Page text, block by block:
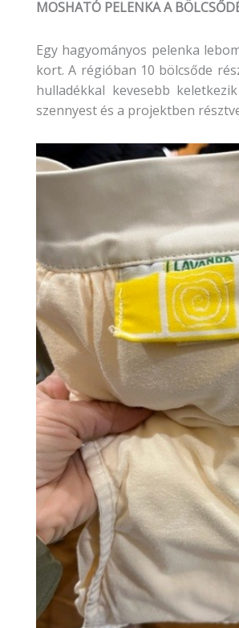
MOSHATÓ PELENKA A
Egy hagyományos pelenka
kort. A régióban 10 bölcsőde
hulladékkal kevesebb
szennyest és a projektben